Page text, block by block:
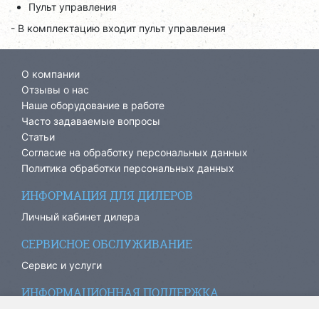
Пульт управления
- В комплектацию входит пульт управления
О компании
Отзывы о нас
Наше оборудование в работе
Часто задаваемые вопросы
Статьи
Согласие на обработку персональных данных
Политика обработки персональных данных
ИНФОРМАЦИЯ ДЛЯ ДИЛЕРОВ
Личный кабинет дилера
СЕРВИСНОЕ ОБСЛУЖИВАНИЕ
Сервис и услуги
ИНФОРМАЦИОННАЯ ПОДДЕРЖКА